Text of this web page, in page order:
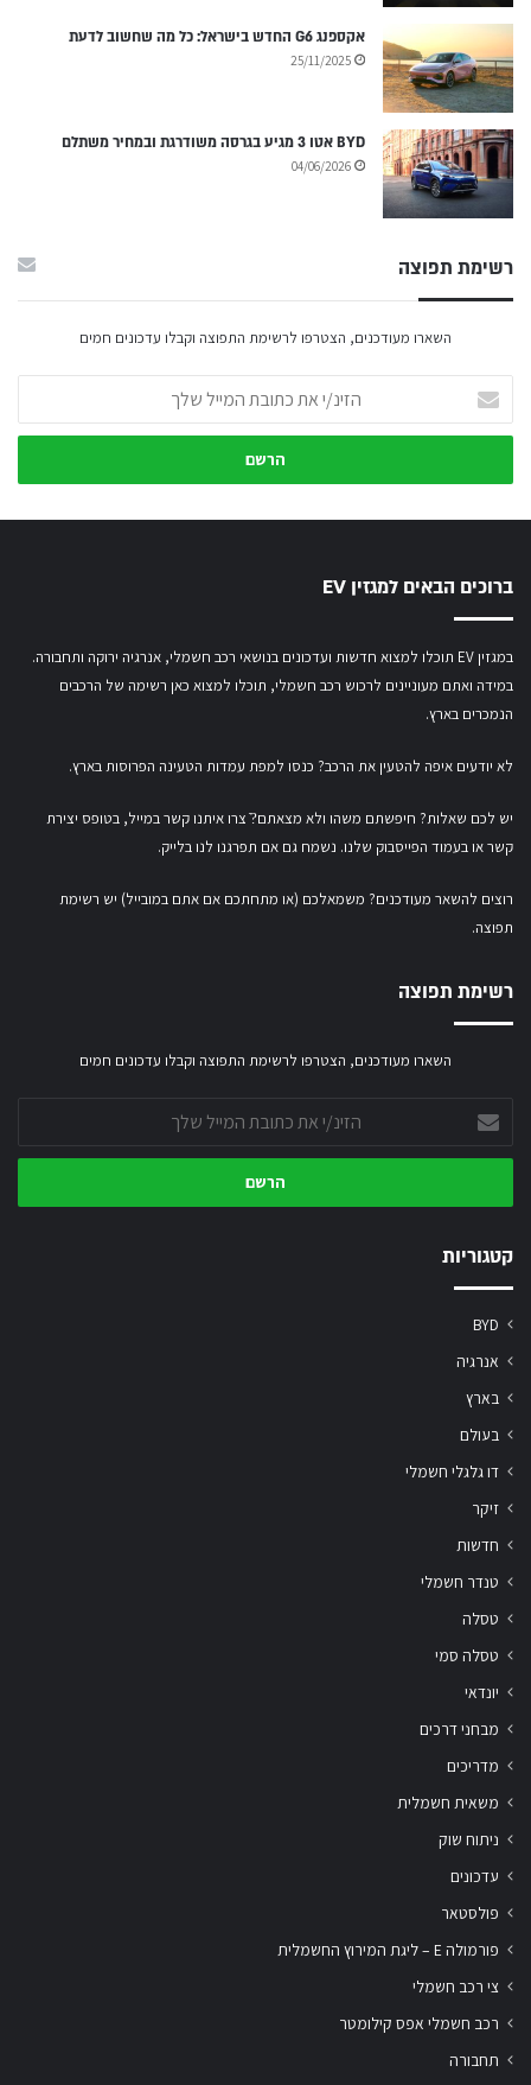
אקספנג G6 החדש בישראל: כל מה שחשוב לדעת
25/11/2025
BYD אטו 3 מגיע בגרסה משודרגת ובמחיר משתלם
04/06/2026
רשימת תפוצה
השארו מעודכנים, הצטרפו לרשימת התפוצה וקבלו עדכונים חמים
את
כתובת
שלך
ברוכים הבאים למגזין EV
במגזין EV תוכלו למצוא חדשות ועדכונים בנושאי רכב חשמלי, אנרגיה ירוקה ותחבורה.
במידה ואתם מעוניינים לרכוש רכב חשמלי, תוכלו למצוא כאן רשימה של הרכבים
הנמכרים בארץ.
לא יודעים איפה להטעין את הרכב? כנסו למפת עמדות הטעינה הפרוסות בארץ.
יש לכם שאלות? חיפשתם משהו ולא מצאתם?ֿ צרו איתנו קשר במייל, בטופס יצירת
קשראובעמוד הפייסבוק שלנו. נשמח גם אם תפרגנו לנו בלייק.
רוצים להשאר מעודכנים? משמאלכם (או מתחתכם אם אתם במובייל) יש רשימת
תפוצה.
רשימת תפוצה
השארו מעודכנים, הצטרפו לרשימת התפוצה וקבלו עדכונים חמים
את
כתובת
שלך
קטגוריות
BYD
אנרגיה
בארץ
בעולם
דו גלגלי חשמלי
זיקר
חדשות
טנדר חשמלי
טסלה
טסלה סמי
יונדאי
מבחני דרכים
מדריכים
משאית חשמלית
ניתוח שוק
עדכונים
פולסטאר
פורמולה E – ליגת המירוץ החשמלית
צי רכב חשמלי
רכב חשמלי אפס קילומטר
תחבורה